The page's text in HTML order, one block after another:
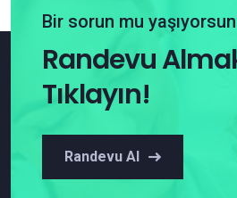
Bir sorun mu
Randevu
Tıklayın!
Randevu Al